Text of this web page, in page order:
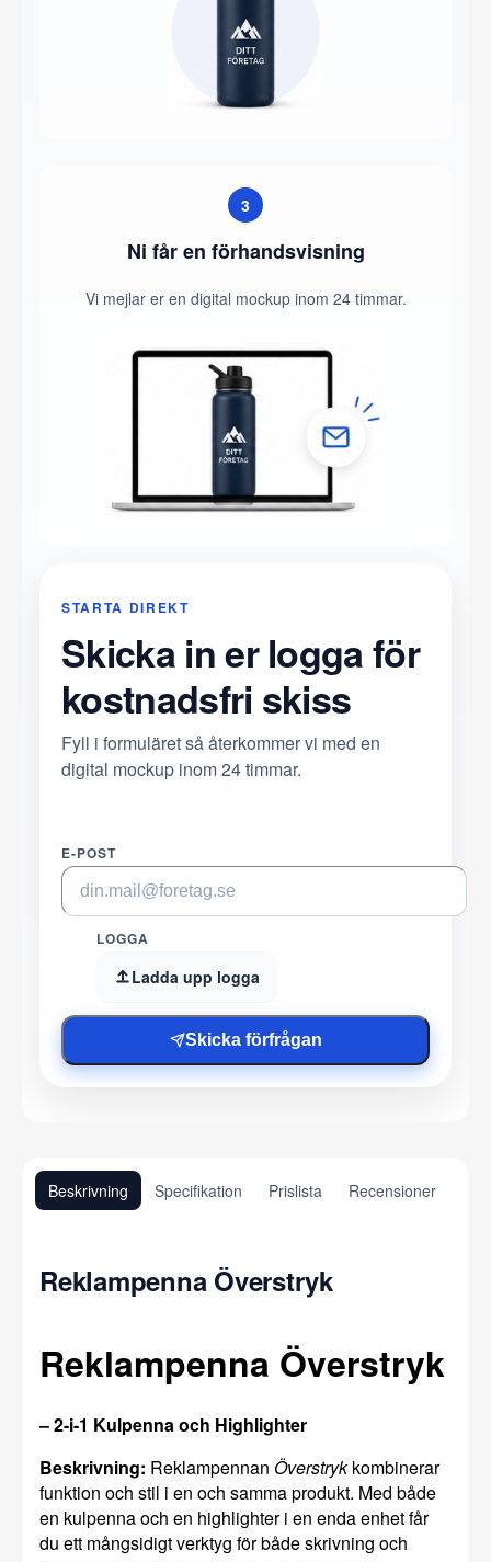
3
Ni får en förhandsvisning
Vi mejlar er en digital mockup inom 24 timmar.
STARTA DIREKT
Skicka in er logga för
kostnadsfri skiss
Fyll i formuläret så återkommer vi med en
digital mockup inom 24 timmar.
E-POST
LOGGA
Ladda upp logga
Skicka förfrågan
Beskrivning Specifikation Prislista Recensioner
Reklampenna Överstryk
Reklampenna Överstryk
– 2-i-1 Kulpenna och Highlighter
Beskrivning: Reklampennan Överstrykkombinerar
funktion och stil i en och samma produkt. Med både
en kulpenna och en highlighter i en enda enhet får
du ett mångsidigt verktyg för både skrivning och